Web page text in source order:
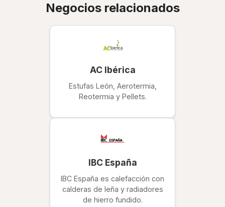
Negocios relacionados
AC Ibérica
Estufas León, Aerotermia,
Reotermia y Pellets.
IBC España
IBC España es calefacción con
calderas de leña y radiadores
de hierro fundido.